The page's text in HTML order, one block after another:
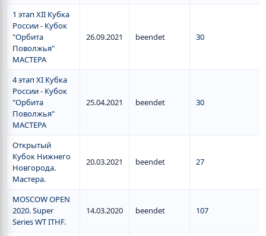
1 этап XII Кубка
России - Кубок
"Орбита
Поволжья"
МАСТЕРА
26.09.2021 beendet 30
4 этап XI Кубка
России - Кубок
"Орбита
Поволжья"
МАСТЕРА
25.04.2021 beendet 30
Открытый
Кубок Нижнего
Новгорода.
Мастера.
20.03.2021 beendet 27
MOSCOW OPEN
2020. Super
Series WT ITHF.
14.03.2020 beendet 107